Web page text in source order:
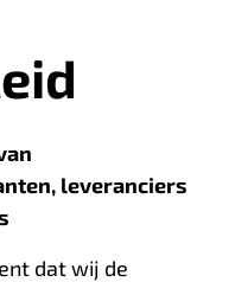
leveranciers
dat wij de